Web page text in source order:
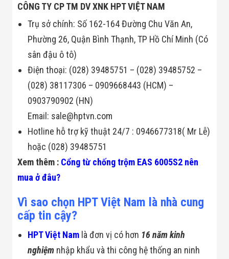
CÔNG TY CP TM DV XNK HPT VIỆT NAM
Trụ sở chính: Số 162-164 Đường Chu Văn An,
Phường 26, Quận Bình Thạnh, TP Hồ Chí Minh (Có
sân đậu ô tô)
Điện thoại: (028) 39485751 – (028) 39485752 –
(028) 38117306 – 0909668443 (HCM) –
0903790902 (HN)
Email: sale@hptvn.com
Hotline hỗ trợ kỹ thuật 24/7 : 0946677318( Mr Lễ)
hoặc (028) 39485751
Xem thêm : Cổng từ chống trộm EAS 6005S2 nên
mua ở đâu?
Vì sao chọn HPT Việt Nam là nhà cung
cấp tin cậy?
HPT Việt Nam là đơn vị có hơn 16 năm kinh
nghiệm nhập khẩu và thi công hệ thống an ninh